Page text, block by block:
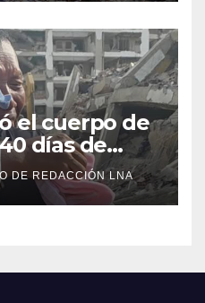
el cuerpo de
días de
DE REDACCIÓN LNA